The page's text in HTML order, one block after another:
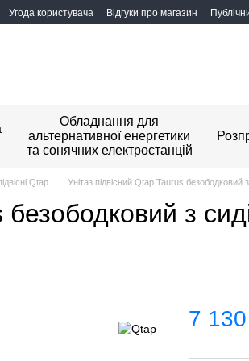
Угода користувача Відгуки про магазин
Обладнання для
альтернативної енергетики
та сонячних електростанцій
Qtap Унітаз підвісний Qtap Taurus
безободковий з
7 130